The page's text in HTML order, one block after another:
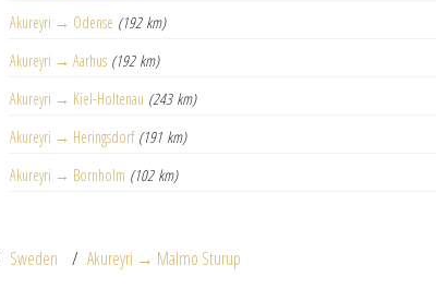
Akureyri → Odense (192 km)
Akureyri → Aarhus (192 km)
Akureyri → Kiel-Holtenau (243 km)
Akureyri → Heringsdorf (191 km)
Akureyri → Bornholm (102 km)
Sweden Akureyri → Malmo Sturup